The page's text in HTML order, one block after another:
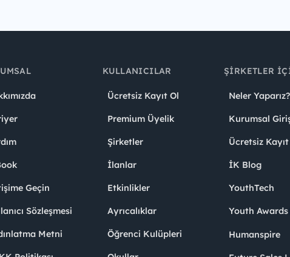
Geçin
Sözleşmesi
Metni
KULLANICILAR
Ücretsiz Kayıt Ol
Premium Üyelik
Şirketler
İlanlar
Etkinlikler
Ayrıcalıklar
Öğrenci Kulüpleri
ŞIRKETLER
Neler Yaparız?
Kurumsal
Ücretsiz Kayıt
İK Blog
YouthTech
Youth Awards
Humanspire